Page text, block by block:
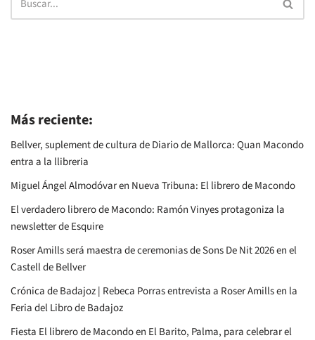
Más reciente:
Bellver, suplement de cultura de Diario de Mallorca: Quan Macondo
entra a la llibreria
Miguel Ángel Almodóvar en Nueva Tribuna: El librero de Macondo
El verdadero librero de Macondo: Ramón Vinyes protagoniza la
newsletter de Esquire
Roser Amills será maestra de ceremonias de Sons De Nit 2026 en el
Castell de Bellver
Crónica de Badajoz | Rebeca Porras entrevista a Roser Amills en la
Feria del Libro de Badajoz
Fiesta El librero de Macondo en El Barito, Palma, para celebrar el